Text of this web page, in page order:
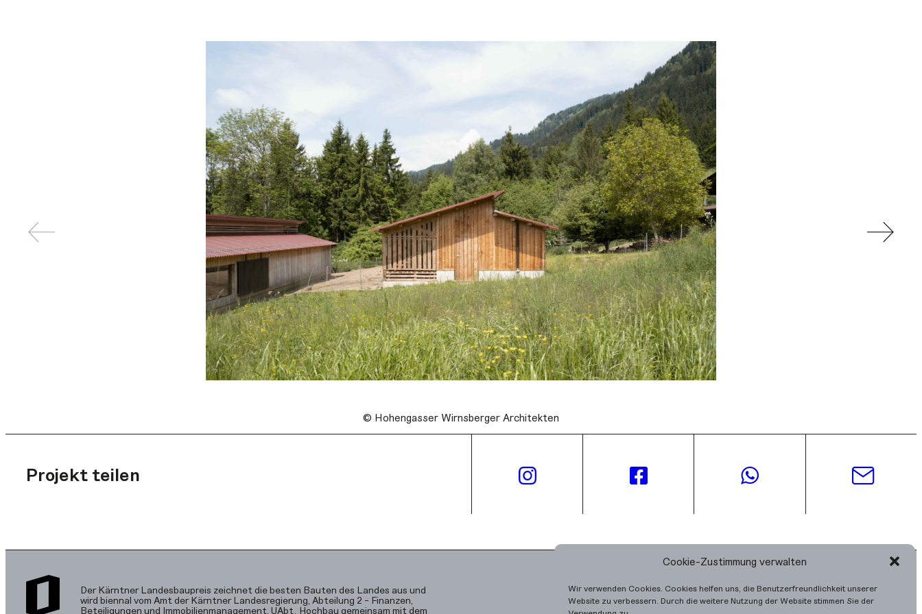
Cookie-Zustimmung verwalten
Wir verwenden Cookies. Cookies helfen uns, die Benutzerfreundlichkeit unserer
Website zu verbessern. Durch die weitere Nutzung der Website stimmen Sie der
© Hohengasser Wirnsberger Architekten
Projekt teilen
Der Kärntner Landesbaupreis zeichnet die besten Bauten des Landes aus und
wird biennal vom Amt der Kärntner Landesregierung, Abteilung 2 - Finanzen,
Beteiligungen und Immobilienmanagement, UAbt. Hochbau gemeinsam mit dem